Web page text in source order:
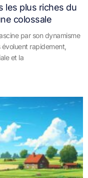
les plus riches du
colossale
par son dynamisme
rapidement,
et la